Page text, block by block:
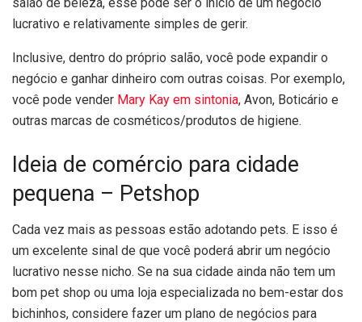
salão de beleza, esse pode ser o início de um negócio
lucrativo e relativamente simples de gerir.
Inclusive, dentro do próprio salão, você pode expandir o
negócio e ganhar dinheiro com outras coisas. Por exemplo,
você pode vender Mary Kay em sintonia, Avon, Boticário e
outras marcas de cosméticos/produtos de higiene.
Ideia de comércio para cidade
pequena – Petshop
Cada vez mais as pessoas estão adotando pets. E isso é
um excelente sinal de que você poderá abrir um negócio
lucrativo nesse nicho. Se na sua cidade ainda não tem um
bom pet shop ou uma loja especializada no bem-estar dos
bichinhos, considere fazer um plano de negócios para